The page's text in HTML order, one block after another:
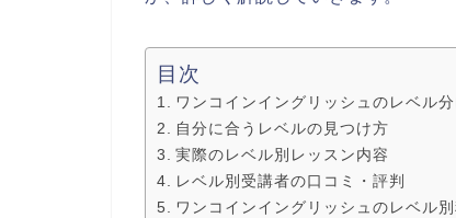
目次
ワンコインイングリッシュのレベル
自分に合うレベルの見つけ方
実際のレベル別レッスン内容
レベル別受講者の口コミ・評判
ワンコインイングリッシュのレベル